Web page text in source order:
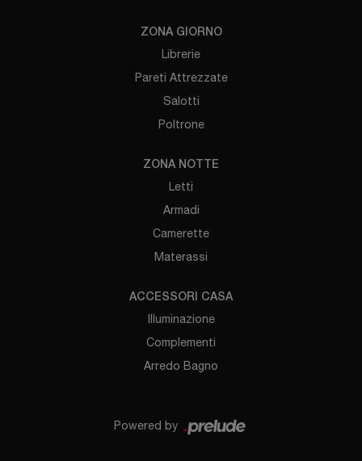
ZONA GIORNO
Librerie
Pareti Attrezzate
Salotti
Poltrone
ZONA NOTTE
Letti
Armadi
Camerette
Materassi
ACCESSORI CASA
Illuminazione
Complementi
Arredo Bagno
Powered by